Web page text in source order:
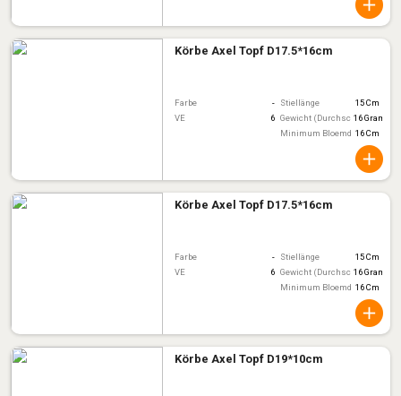
Körbe Axel Topf D17.5*16cm
Farbe - Stiellänge
15 Cm
VE
6 Gewicht (Durchschnitt)
16 Gram
Minimum Bloemdiameter
16 Cm
Körbe Axel Topf D17.5*16cm
Farbe - Stiellänge
15 Cm
VE
6 Gewicht (Durchschnitt)
16 Gram
Minimum Bloemdiameter
16 Cm
Körbe Axel Topf D19*10cm